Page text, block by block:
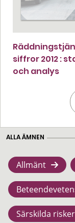
siffror 2012 :
och analys
ALLA ÄMNEN
Allmänt
Särskilda risker